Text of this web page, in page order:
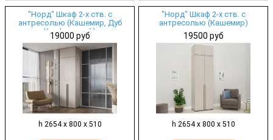
"Норд" Шкаф 2-х ств. с
антресолью (Кашемир, Дуб
Крафт серый)
19000 руб
h 2654 х 800 х 510
"Норд" Шкаф 2-х ств. с
антресолью (Кашемир)
19500 руб
h 2654 х 800 х 510